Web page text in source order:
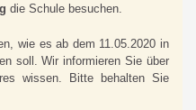
die Schule besuchen.
wie es ab dem 11.05.2020 in
soll. Wir informieren Sie über
wissen. Bitte behalten Sie